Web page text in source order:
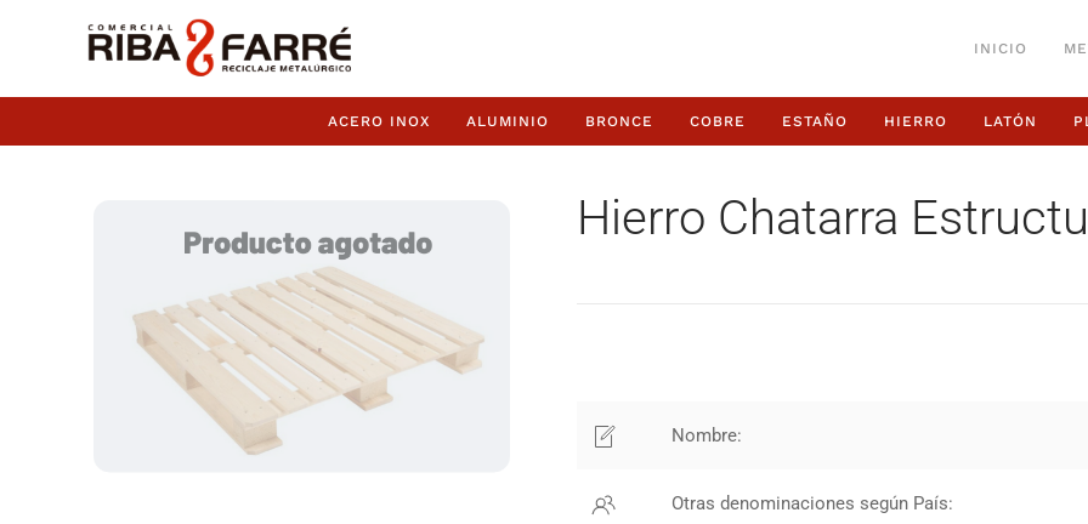
INICIO
ACERO INOX ALUMINIO BRONCE COBRE ESTAÑO HIERRO LATÓN
Hierro Chatarra
Nombre:
Otras denominaciones según País: